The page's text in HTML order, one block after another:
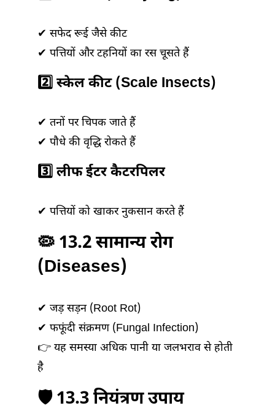
✔ सफेद रूई जैसे कीट
✔ पत्तियों और टहनियों का रस चूसते हैं
2️⃣ स्केल कीट (Scale Insects)
✔ तनों पर चिपक जाते हैं
✔ पौधे की वृद्धि रोकते हैं
3️⃣ लीफ ईटर कैटरपिलर
✔ पत्तियों को खाकर नुकसान करते हैं
🦠 13.2 सामान्य रोग
(Diseases)
✔ जड़ सड़न (Root Rot)
✔ फफूंदी संक्रमण (Fungal Infection)
👉 यह समस्या अधिक पानी या जलभराव से होती
है
🛡️ 13.3 नियंत्रण उपाय